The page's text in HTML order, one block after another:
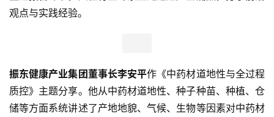
观点与实践经验。
振东健康产业集团董事长李安平作《中药材道地性与全过程
质控》主题分享。他从中药材道地性、种子种苗、种植、仓
储等方面系统讲述了产地地貌、气候、生物等因素对中药材